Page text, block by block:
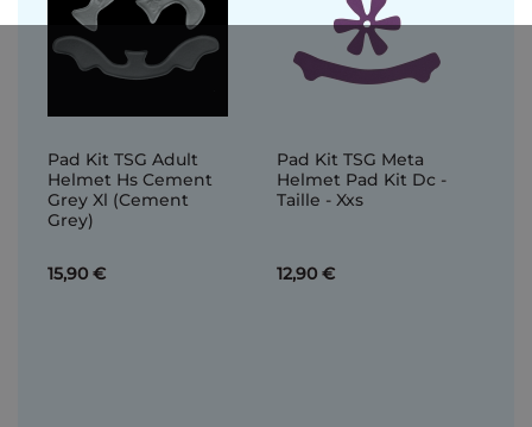
Pad Kit TSG Adult
Helmet Hs Cement
Grey Xl (Cement
Grey)
15,90 €
Pad Kit TSG Meta
Helmet Pad Kit Dc -
Taille - Xxs
12,90 €